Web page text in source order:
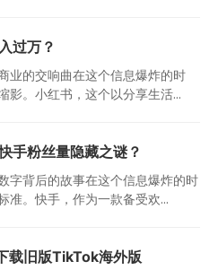
过万？
业的交响曲在这个信息爆炸的时
影。小红书，这个以分享生活...
手粉丝量隐藏之谜？
字背后的故事在这个信息爆炸的时
准。快手，作为一款备受欢...
载旧版TikTok海外版